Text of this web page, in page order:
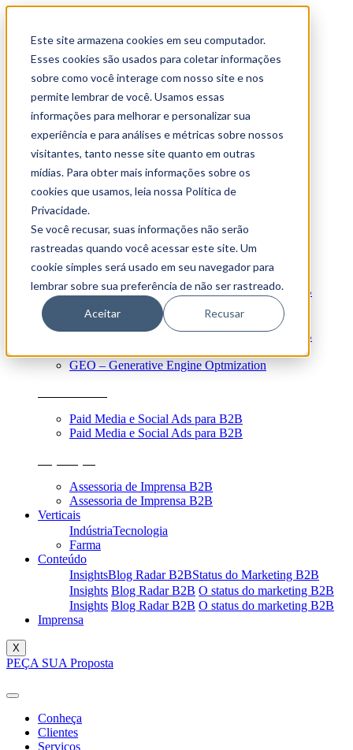
Este site armazena cookies em seu computador.
Esses cookies são usados para coletar informações
sobre como você interage com nosso site e nos
permite lembrar de você. Usamos essas
informações para melhorar e personalizar sua
experiência e para análises e métricas sobre nossos
visitantes, tanto nesse site quanto em outras
mídias. Para obter mais informações sobre os
cookies que usamos, leia nossa Política de
Privacidade.
Se você recusar, suas informações não serão
rastreadas quando você acessar este site. Um
cookie simples será usado em seu navegador para
lembrar sobre sua preferência de não ser rastreado.
Aceitar Recusar
Conheça
Serviços
Tech Stack
Automação de Marketing
Implantação de CRM
Digital Analytics
Web Dev
Automação de Marketing
Implantação de CRM
Digital Analytics
Web Dev
Estratégias Digitais
Inbound Marketing B2B Social Media para B2B
SEO para B2B
GEO – Generative Engine Optmization
Inbound Marketing B2B Social Media para B2B
GEO – Generative Engine Optmization
Paid Media e Social Ads para B2B
Paid Media e Social Ads para B2B
Assessoria de Imprensa B2B
Assessoria de Imprensa B2B
Verticais
IndústriaTecnologia
Farma
Conteúdo
InsightsBlog Radar B2BStatus do Marketing B2B
Insights Blog Radar B2B O status do marketing B2B
Insights Blog Radar B2B O status do marketing B2B
Imprensa
X
PEÇA SUA Proposta
Conheça
Clientes
Serviços